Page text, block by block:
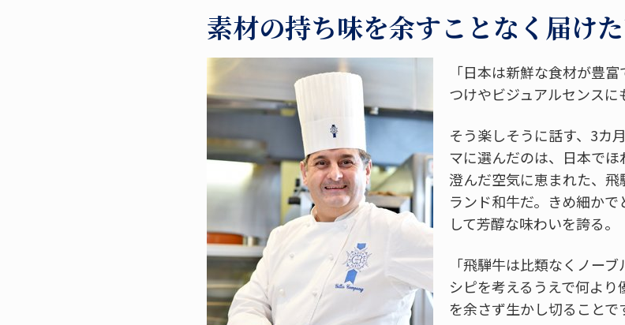
素材の持ち味を余すことなく届け
「日本は新鮮な食材が豊
つけやビジュアルセンスに
そう楽しそうに話す、3カ
マに選んだのは、日本で
澄んだ空気に恵まれた、
ランド和牛だ。きめ細か
して芳醇な味わいを誇る。
「飛騨牛は比類なくノー
シピを考えるうえで何よ
を余さず生かし切ることで